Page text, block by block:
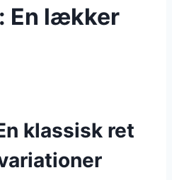
En lækker
klassisk ret